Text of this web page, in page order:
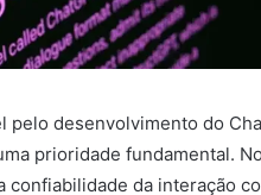
pelo desenvolvimento do
prioridade fundamental.
confiabilidade da interação